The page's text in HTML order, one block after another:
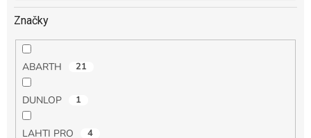
Značky
ABARTH 21
DUNLOP 1
LAHTI PRO 4